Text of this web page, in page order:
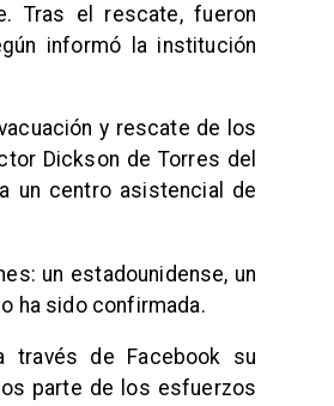
Tras el rescate, fueron
informó la institución
y rescate de los
Dickson de Torres del
un centro asistencial de
un estadounidense, un
ha sido confirmada.
través de Facebook su
parte de los esfuerzos